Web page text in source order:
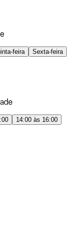
feira
Sexta-feira
14:00 às 16:00